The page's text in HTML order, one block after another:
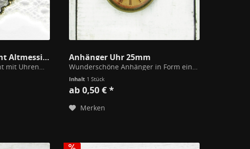
Großes Uhr Ornament Altmessing
Feines Schmuckornament mit Uhrenmotiv und vielen Details. Nicht nur als Anhänger einsetzbar. Keine funktionierende Uhr! Maße: 35 x 40mm
Anhänger Uhr 25mm
Wunderschöne Anhänger in Form einer Taschenuhr. Ein Uhrwerk Motiv mit Weltkarten Hintergrund ist mit Kunstharz eingegossen. Durchmesser 25mm Modeschmuckmetall (Kupfer/Zink Legierung) Alle unsere Schmuckstücke unterschreiten die gem. der...
Inhalt 1 Stück
ab 0,50 € *
Merken